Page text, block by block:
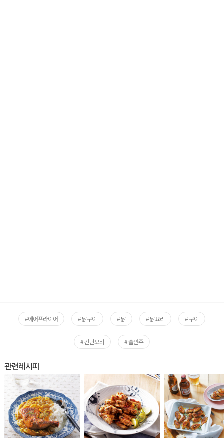
#에어프라이어 # 닭구이 # 닭 # 닭요리 # 구이
# 간단요리 # 술안주
관련레시피